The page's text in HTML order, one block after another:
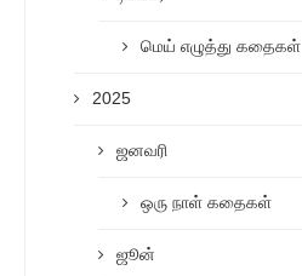
மெய் எழுத்து கதைகள்
2025
ஜனவரி
ஒரு நாள் கதைகள்
ஜூன்